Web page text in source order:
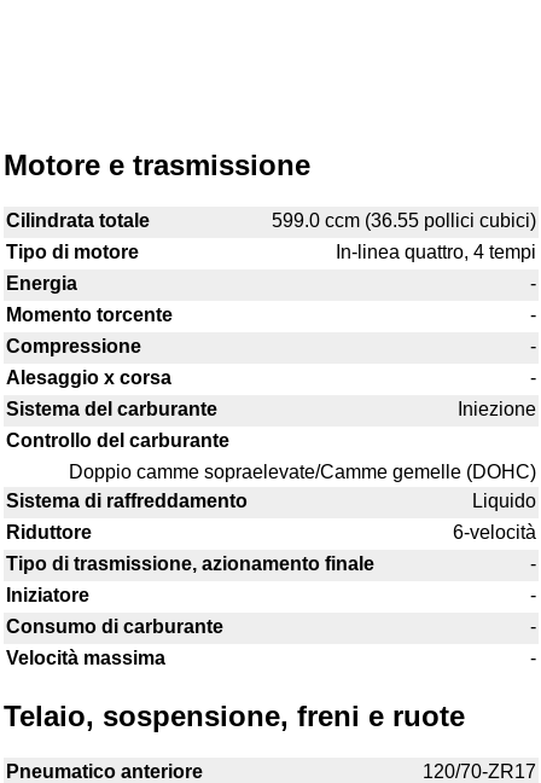
Motore e trasmissione
Cilindrata totale
599.0 ccm (36.55 pollici cubici)
Tipo di motore
In-linea quattro, 4 tempi
Energia
-
Momento torcente
-
Compressione
-
Alesaggio x corsa
-
Sistema del carburante
Iniezione
Controllo del carburante
Doppio camme sopraelevate/Camme gemelle (DOHC)
Sistema di raffreddamento
Liquido
Riduttore
6-velocità
Tipo di trasmissione, azionamento finale
-
Iniziatore
-
Consumo di carburante
-
Velocità massima
-
Telaio, sospensione, freni e ruote
Pneumatico anteriore
120/70-ZR17